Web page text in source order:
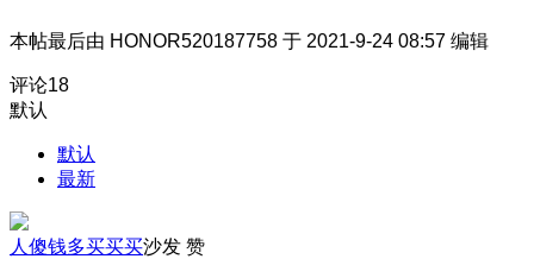
本帖最后由 HONOR520187758 于 2021-9-24 08:57 编辑
评论18
默认
默认
最新
人傻钱多买买买沙发 赞